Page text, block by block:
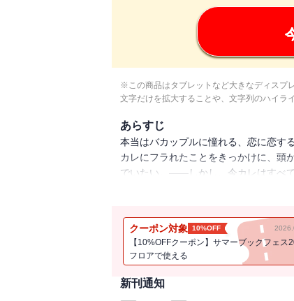
※この商品はタブレットなど大きなディスプ
文字だけを拡大することや、文字列のハイラ
あらすじ
本当はバカップルに憧れる、恋に恋す
カレにフラれたことをきっかけに、頭
でいたい。――しかし、今カレはすべ
てスパダリを演じる“激重男子”レン。
だキュン学園BL、開幕！！
クーポン対象 10%OFF
【10%OFFクーポン】サマーブックフェス
フロアで使える
新刊通知